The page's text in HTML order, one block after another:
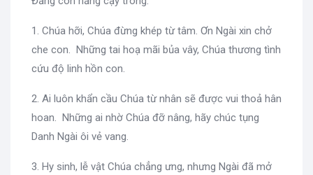
1. Chúa hỡi, Chúa đừng khép từ tâm. Ơn Ngài xin chở
che con. Những tai hoạ mãi bủa vây, Chúa thương tình
cứu độ linh hồn con.
2. Ai luôn khẩn cầu Chúa từ nhân sẽ được vui thoả hân
hoan. Những ai nhờ Chúa đỡ nâng, hãy chúc tụng
Danh Ngài ôi vẻ vang.
3. Hy sinh, lễ vật Chúa chẳng ưng, nhưng Ngài đã mở